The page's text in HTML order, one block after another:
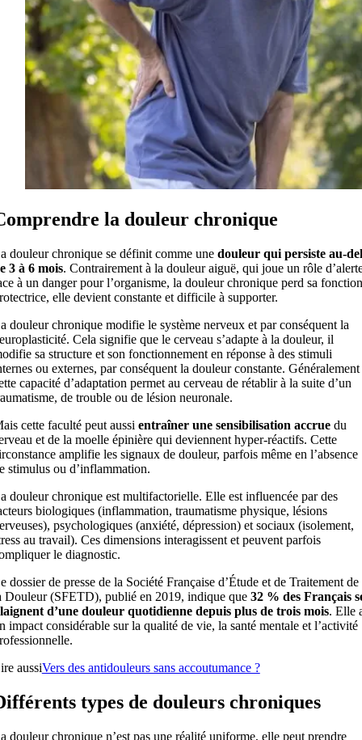
la douleur chronique
douleur chronique se définit comme une douleur qui persiste au-
3 à 6 mois. Contrairement à la douleur aiguë, qui joue un rôle
à un danger pour l’organisme, la douleur chronique perd sa fonction
elle devient constante et difficile à supporter.
douleur chronique modifie le système nerveux et par conséquent la
Cela signifie que le cerveau s’adapte à la douleur, il
sa structure et son fonctionnement en réponse à des stimuli
ou externes, par conséquent la douleur constante. Généralement
capacité d’adaptation permet au cerveau de rétablir à la suite d’un
de trouble ou de lésion neuronale.
cette faculté peut aussi entraîner une sensibilisation accrue du
et de la moelle épinière qui deviennent hyper-réactifs. Cette
amplifie les signaux de douleur, parfois même en l’absence
stimulus ou d’inflammation.
douleur chronique est multifactorielle. Elle est influencée par des
biologiques (inflammation, traumatisme physique, lésions
psychologiques (anxiété, dépression) et sociaux (isolement,
au travail). Ces dimensions interagissent et peuvent parfois
le diagnostic.
dossier de presse de la Société Française d’Étude et de Traitement de
Douleur (SFETD), publié en 2019, indique que 32 % des Français
d’une douleur quotidienne depuis plus de trois mois. Elle
impact considérable sur la qualité de vie, la santé mentale et l’activité
aussiVers des antidouleurs sans accoutumance ?
types de douleurs chroniques
douleur chronique n’est pas une réalité uniforme, elle peut prendre